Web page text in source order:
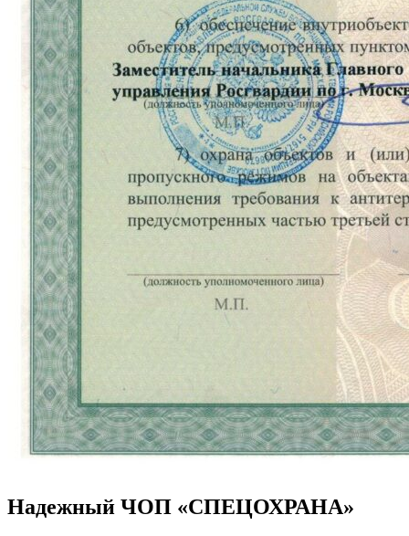
Надежный ЧОП «СПЕЦОХРАНА»